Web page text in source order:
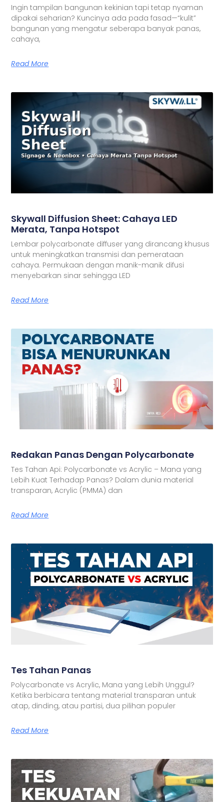
Ingin tampilan bangunan kekinian tapi tetap nyaman
dipakai seharian? Kuncinya ada pada fasad—“kulit”
bangunan yang mengatur seberapa banyak panas,
cahaya,
Read More
Skywall Diffusion Sheet: Cahaya LED
Merata, Tanpa Hotspot
Lembar polycarbonate diffuser yang dirancang khusus
untuk meningkatkan transmisi dan pemerataan
cahaya. Permukaan dengan manik-manik difusi
menyebarkan sinar sehingga LED
Read More
Redakan Panas Dengan Polycarbonate
Tes Tahan Api: Polycarbonate vs Acrylic – Mana yang
Lebih Kuat Terhadap Panas? Dalam dunia material
transparan, Acrylic (PMMA) dan
Read More
Tes Tahan Panas
Polycarbonate vs Acrylic, Mana yang Lebih Unggul?
Ketika berbicara tentang material transparan untuk
atap, dinding, atau partisi, dua pilihan populer
Read More